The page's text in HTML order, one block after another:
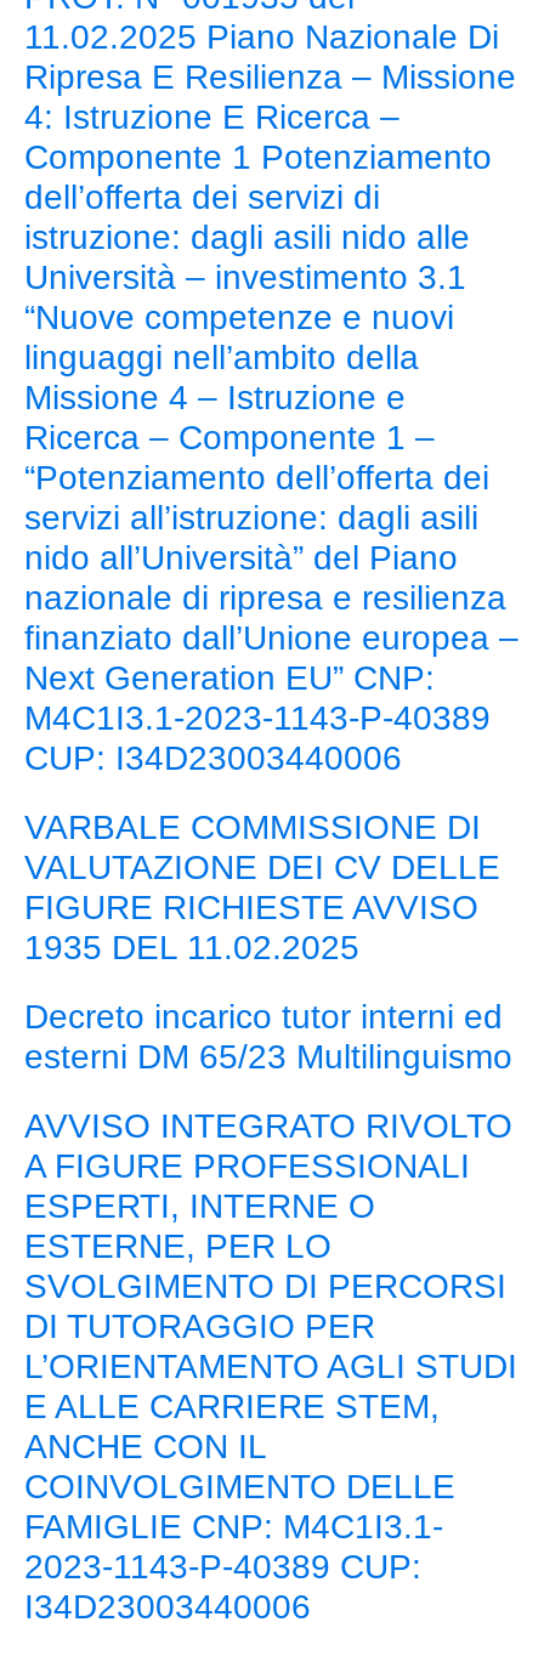
11.02.2025 Piano Nazionale Di
Ripresa E Resilienza – Missione
4: Istruzione E Ricerca –
Componente 1 Potenziamento
dell’offerta dei servizi di
istruzione: dagli asili nido alle
Università – investimento 3.1
“Nuove competenze e nuovi
linguaggi nell’ambito della
Missione 4 – Istruzione e
Ricerca – Componente 1 –
“Potenziamento dell’offerta dei
servizi all’istruzione: dagli asili
nido all’Università” del Piano
nazionale di ripresa e resilienza
finanziato dall’Unione europea –
Next Generation EU” CNP:
M4C1I3.1-2023-1143-P-40389
CUP: I34D23003440006
VARBALE COMMISSIONE DI
VALUTAZIONE DEI CV DELLE
FIGURE RICHIESTE AVVISO
1935 DEL 11.02.2025
Decreto incarico tutor interni ed
esterni DM 65/23 Multilinguismo
AVVISO INTEGRATO RIVOLTO
A FIGURE PROFESSIONALI
ESPERTI, INTERNE O
ESTERNE, PER LO
SVOLGIMENTO DI PERCORSI
DI TUTORAGGIO PER
L’ORIENTAMENTO AGLI STUDI
E ALLE CARRIERE STEM,
ANCHE CON IL
COINVOLGIMENTO DELLE
FAMIGLIE CNP: M4C1I3.1-
2023-1143-P-40389 CUP:
I34D23003440006